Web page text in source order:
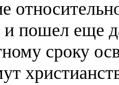
и пошел еще
сроку